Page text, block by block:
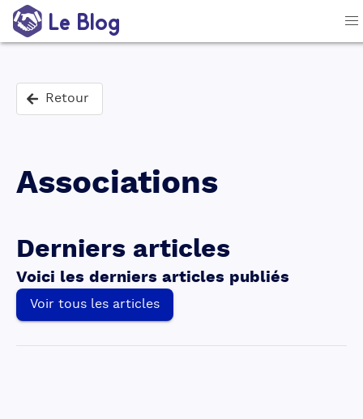
Le Blog
Retour
Associations
Derniers articles
Voici les derniers articles publiés
Voir tous les articles